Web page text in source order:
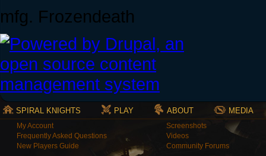
mfg. Frozendeath
SPIRAL KNIGHTS PLAY ABOUT MEDIA
My Account
Frequently Asked Questions
New Players Guide
Screenshots
Videos
Community Forums